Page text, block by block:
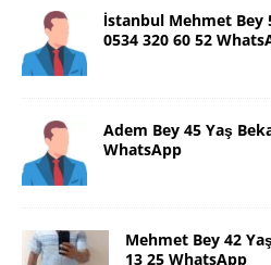
İstanbul Mehmet Bey
0534 320 60 52
Adem Bey 45 Yaş
WhatsApp
Mehmet Bey 42
13 25 WhatsApp